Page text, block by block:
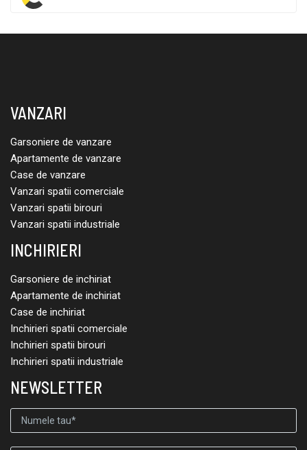
VANZARI
Garsoniere de vanzare
Apartamente de vanzare
Case de vanzare
Vanzari spatii comerciale
Vanzari spatii birouri
Vanzari spatii industriale
INCHIRIERI
Garsoniere de inchiriat
Apartamente de inchiriat
Case de inchiriat
Inchirieri spatii comerciale
Inchirieri spatii birouri
Inchirieri spatii industriale
NEWSLETTER